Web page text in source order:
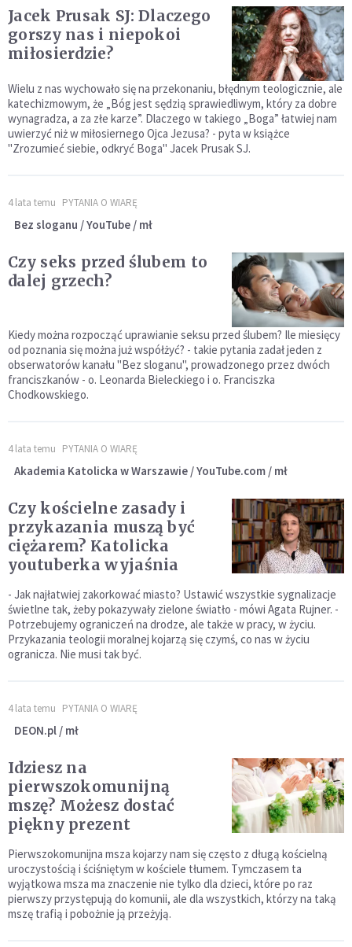
Jacek Prusak SJ: Dlaczego
gorszy nas i niepokoi
miłosierdzie?
Wielu z nas wychowało się na przekonaniu, błędnym teologicznie, ale
katechizmowym, że „Bóg jest sędzią sprawiedliwym, który za dobre
wynagradza, a za złe karze”. Dlaczego w takiego „Boga” łatwiej nam
uwierzyć niż w miłosiernego Ojca Jezusa? - pyta w książce
"Zrozumieć siebie, odkryć Boga" Jacek Prusak SJ.
4 lata temu PYTANIA O WIARĘ
Bez sloganu / YouTube / mł
Czy seks przed ślubem to
dalej grzech?
Kiedy można rozpocząć uprawianie seksu przed ślubem? Ile miesięcy
od poznania się można już współżyć? - takie pytania zadał jeden z
obserwatorów kanału "Bez sloganu", prowadzonego przez dwóch
franciszkanów - o. Leonarda Bieleckiego i o. Franciszka
Chodkowskiego.
4 lata temu PYTANIA O WIARĘ
Akademia Katolicka w Warszawie / YouTube.com / mł
Czy kościelne zasady i
przykazania muszą być
ciężarem? Katolicka
youtuberka wyjaśnia
- Jak najłatwiej zakorkować miasto? Ustawić wszystkie sygnalizacje
świetlne tak, żeby pokazywały zielone światło - mówi Agata Rujner. -
Potrzebujemy ograniczeń na drodze, ale także w pracy, w życiu.
Przykazania teologii moralnej kojarzą się czymś, co nas w życiu
ogranicza. Nie musi tak być.
4 lata temu PYTANIA O WIARĘ
DEON.pl / mł
Idziesz na
pierwszokomunijną
mszę? Możesz dostać
piękny prezent
Pierwszokomunijna msza kojarzy nam się często z długą kościelną
uroczystością i ściśniętym w kościele tłumem. Tymczasem ta
wyjątkowa msza ma znaczenie nie tylko dla dzieci, które po raz
pierwszy przystępują do komunii, ale dla wszystkich, którzy na taką
mszę trafią i pobożnie ją przeżyją.